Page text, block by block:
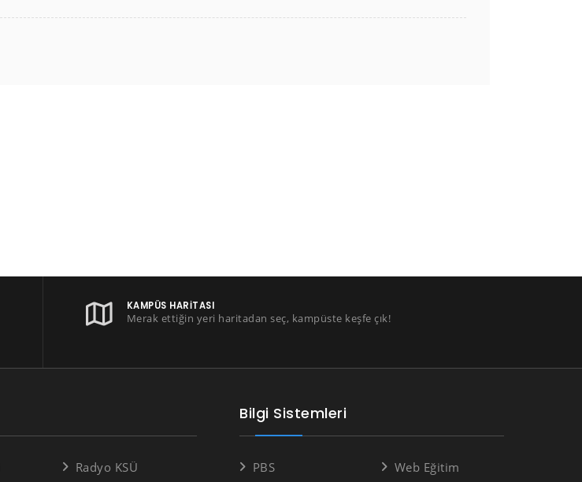
KAMPÜS HARITASI
Merak ettiğin yeri haritadan seç, kampüste keşfe çık!
Radyo KSÜ
Bilgi Sistemleri
PBS Web Eğitim